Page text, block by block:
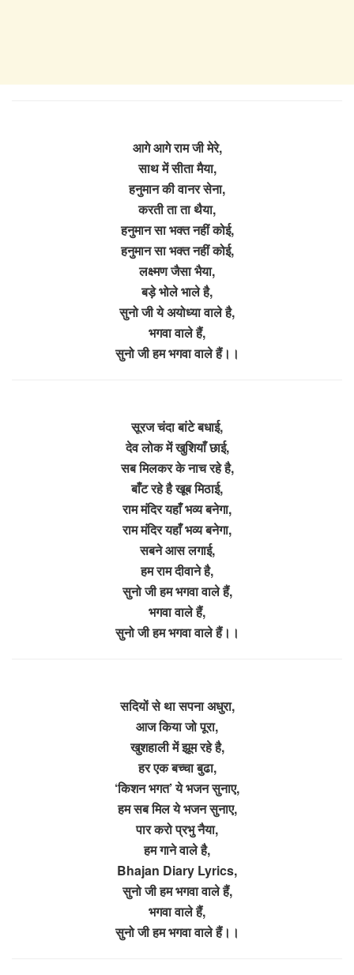
आगे आगे राम जी मेरे,
साथ में सीता मैया,
हनुमान की वानर सेना,
करती ता ता थैया,
हनुमान सा भक्त नहीं कोई,
हनुमान सा भक्त नहीं कोई,
लक्ष्मण जैसा भैया,
बड़े भोले भाले है,
सुनो जी ये अयोध्या वाले है,
भगवा वाले हैं,
सुनो जी हम भगवा वाले हैं।।
सूरज चंदा बांटे बधाई,
देव लोक में खुशियाँ छाई,
सब मिलकर के नाच रहे है,
बाँट रहे है खूब मिठाई,
राम मंदिर यहाँ भव्य बनेगा,
राम मंदिर यहाँ भव्य बनेगा,
सबने आस लगाई,
हम राम दीवाने है,
सुनो जी हम भगवा वाले हैं,
भगवा वाले हैं,
सुनो जी हम भगवा वाले हैं।।
सदियों से था सपना अधुरा,
आज किया जो पूरा,
खुशहाली में झूम रहे है,
हर एक बच्चा बुढा,
‘किशन भगत’ ये भजन सुनाए,
हम सब मिल ये भजन सुनाए,
पार करो प्रभु नैया,
हम गाने वाले है,
Bhajan Diary Lyrics,
सुनो जी हम भगवा वाले हैं,
भगवा वाले हैं,
सुनो जी हम भगवा वाले हैं।।